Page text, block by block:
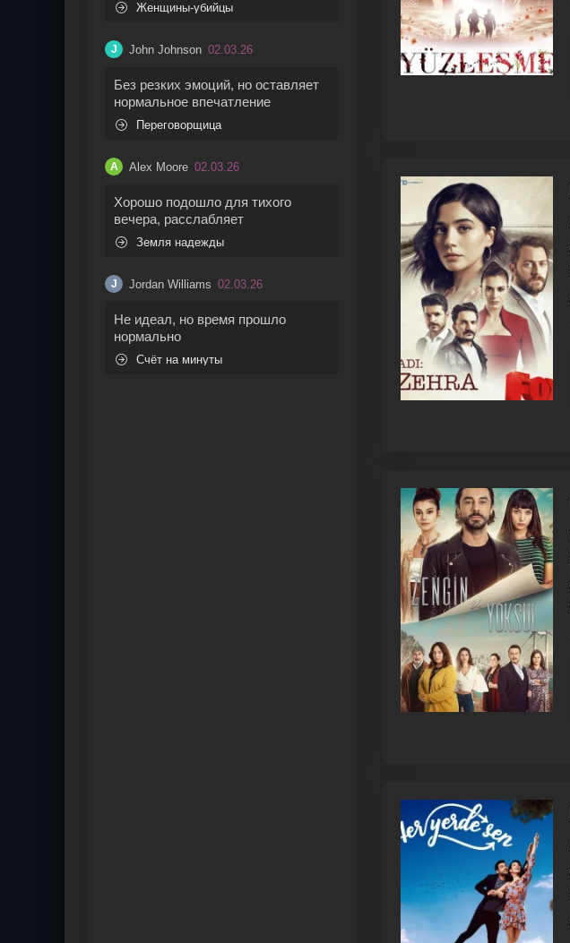
Женщины-убийцы
J John Johnson 02.03.26
Без резких эмоций, но оставляет
нормальное впечатление
Переговорщица
A Alex Moore 02.03.26
Хорошо подошло для тихого
вечера, расслабляет
Земля надежды
J Jordan Williams 02.03.26
Не идеал, но время прошло
нормально
Счёт на минуты